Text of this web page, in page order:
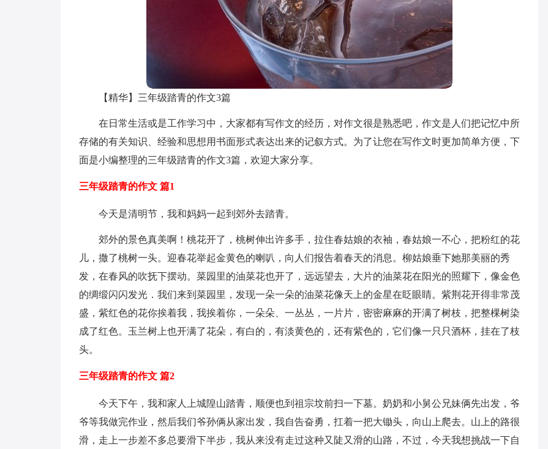
【精华】三年级踏青的作文3篇
在日常生活或是工作学习中，大家都有写作文的经历，对作文很是熟悉吧，作文是人们把记忆中所
存储的有关知识、经验和思想用书面形式表达出来的记叙方式。为了让您在写作文时更加简单方便，下
面是小编整理的三年级踏青的作文3篇，欢迎大家分享。
三年级踏青的作文 篇1
今天是清明节，我和妈妈一起到郊外去踏青。
郊外的景色真美啊！桃花开了，桃树伸出许多手，拉住春姑娘的衣袖，春姑娘一不心，把粉红的花
儿，撒了桃树一头。迎春花举起金黄色的喇叭，向人们报告着春天的消息。柳姑娘垂下她那美丽的秀
发，在春风的吹抚下摆动。菜园里的油菜花也开了，远远望去，大片的油菜花在阳光的照耀下，像金色
的绸缎闪闪发光．我们来到菜园里，发现一朵一朵的油菜花像天上的金星在眨眼睛。紫荆花开得非常茂
盛，紫红色的花你挨着我，我挨着你，一朵朵、一丛丛，一片片，密密麻麻的开满了树枝，把整棵树染
成了红色。玉兰树上也开满了花朵，有白的，有淡黄色的，还有紫色的，它们像一只只酒杯，挂在了枝
头。
三年级踏青的作文 篇2
今天下午，我和家人上城隍山踏青，顺便也到祖宗坟前扫一下墓。奶奶和小舅公兄妹俩先出发，爷
爷等我做完作业，然后我们爷孙俩从家出发，我自告奋勇，扛着一把大锄头，向山上爬去。山上的路很
滑，走上一步差不多总要滑下半步，我从来没有走过这种又陡又滑的山路，不过，今天我想挑战一下自